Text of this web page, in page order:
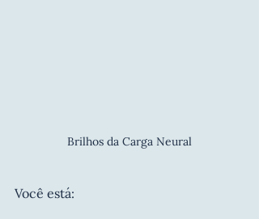
Brilhos da Carga Neural
Você está: